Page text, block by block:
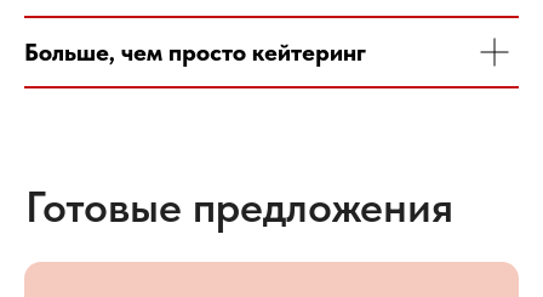
Больше, чем просто кейтеринг
Max и мы подготовим
индивидуальное предложение.